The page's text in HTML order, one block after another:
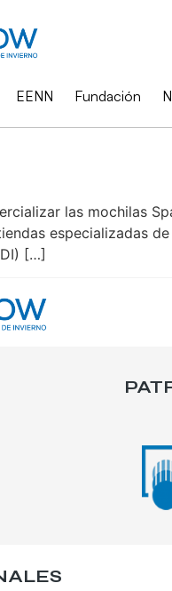
EENN Fundación
las mochilas
especializadas
[…]